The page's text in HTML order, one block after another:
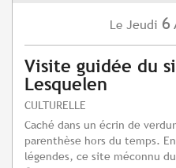
Le Jeudi 6
Visite guidée du
Lesquelen
CULTURELLE
Caché dans un écrin de
parenthèse hors du temps.
légendes, ce site méconnu